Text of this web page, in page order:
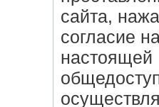
сайта,
согласие
настоящей